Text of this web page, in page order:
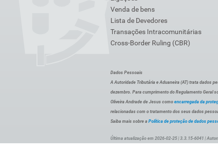
Venda de bens
Lista de Devedores
Transações Intracomunitárias
Cross-Border Ruling (CBR)
Dados Pessoais
A Autoridade Tributária e Aduaneira (AT) trata dados
dezembro. Para cumprimento do Regulamento Geral
Oliveira Andrade de Jesus como encarregada da
relacionadas com o tratamento dos seus dados
Saiba mais sobre a Política de proteção de dados
Última atualização em 2026-02-25 | 3.3.15-6041 |